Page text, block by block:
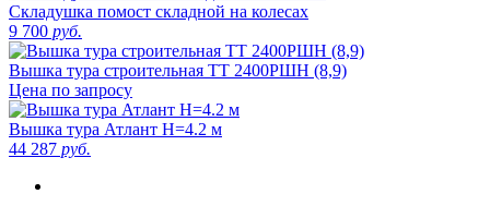
Складушка помост складной на колесах
9 700 руб.
Вышка тура строительная ТТ 2400РШН (8,9)
Цена по запросу
Вышка тура Атлант H=4.2 м
44 287 руб.